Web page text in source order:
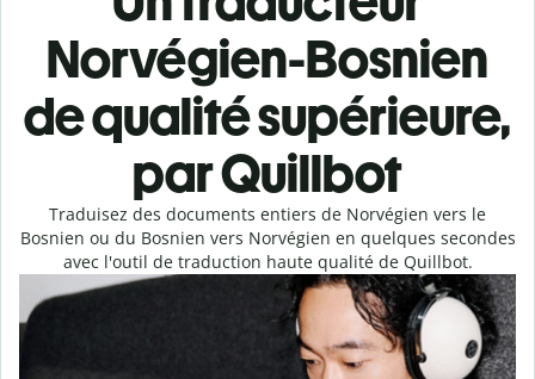
Norvégien-Bosnien
de qualité supérieure,
par Quillbot
Traduisez des documents entiers de Norvégien vers le
Bosnien ou du Bosnien vers Norvégien en quelques secondes
avec l'outil de traduction haute qualité de Quillbot.